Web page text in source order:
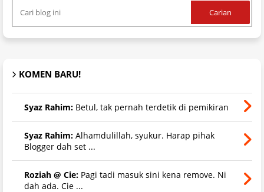
KOMEN BARU!
Syaz Rahim: Betul, tak pernah terdetik di pemikiran
Syaz Rahim: Alhamdulillah, syukur. Harap pihak
Blogger dah set ...
Roziah @ Cie: Pagi tadi masuk sini kena remove. Ni
dah ada. Cie ...